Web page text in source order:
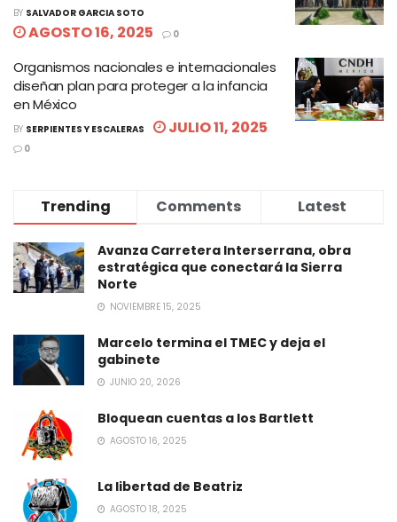
BY SALVADOR GARCIA SOTO
AGOSTO 16, 2025 0
Organismos nacionales e internacionales
diseñan plan para proteger a la infancia
en México
BY SERPIENTES Y ESCALERAS JULIO 11, 2025
0
Trending Comments Latest
Avanza Carretera Interserrana, obra
estratégica que conectará la Sierra
Norte
NOVIEMBRE 15, 2025
Marcelo termina el TMEC y deja el
gabinete
JUNIO 20, 2026
Bloquean cuentas a los Bartlett
AGOSTO 16, 2025
La libertad de Beatriz
AGOSTO 18, 2025